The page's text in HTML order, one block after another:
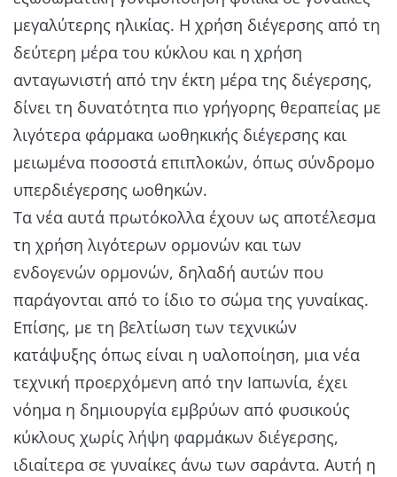
μεγαλύτερης ηλικίας. Η χρήση διέγερσης από τη
δεύτερη μέρα του κύκλου και η χρήση
ανταγωνιστή από την έκτη μέρα της διέγερσης,
δίνει τη δυνατότητα πιο γρήγορης θεραπείας με
λιγότερα φάρμακα ωοθηκικής διέγερσης και
μειωμένα ποσοστά επιπλοκών, όπως σύνδρομο
υπερδιέγερσης ωοθηκών.
Τα νέα αυτά πρωτόκολλα έχουν ως αποτέλεσμα
τη χρήση λιγότερων ορμονών και των
ενδογενών ορμονών, δηλαδή αυτών που
παράγονται από το ίδιο το σώμα της γυναίκας.
Επίσης, με τη βελτίωση των τεχνικών
κατάψυξης όπως είναι η υαλοποίηση, μια νέα
τεχνική προερχόμενη από την Ιαπωνία, έχει
νόημα η δημιουργία εμβρύων από φυσικούς
κύκλους χωρίς λήψη φαρμάκων διέγερσης,
ιδιαίτερα σε γυναίκες άνω των σαράντα. Αυτή η